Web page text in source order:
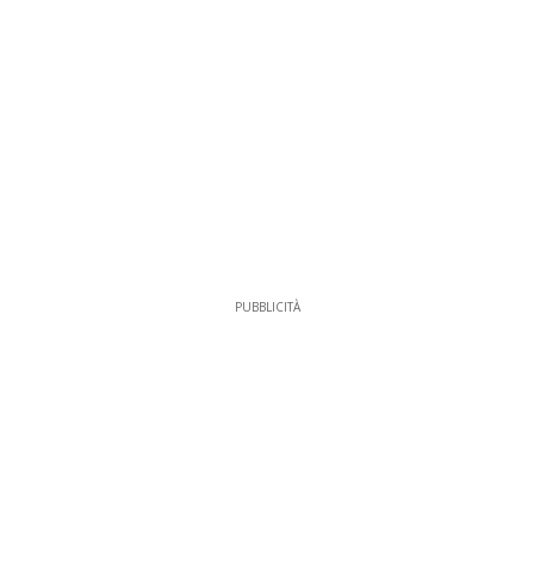
PUBBLICITÀ